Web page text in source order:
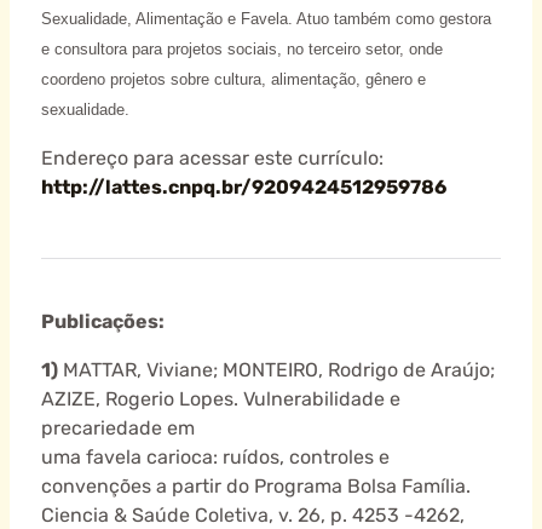
Sexualidade, Alimentação e Favela. Atuo também como gestora
e consultora para projetos sociais, no terceiro setor, onde
coordeno projetos sobre cultura, alimentação, gênero e
sexualidade.
Endereço para acessar este currículo:
http://lattes.cnpq.br/9209424512959786
Publicações:
1)MATTAR, Viviane; MONTEIRO, Rodrigo de Araújo;
AZIZE, Rogerio Lopes. Vulnerabilidade e
precariedade em
uma favela carioca: ruídos, controles e
convenções a partir do Programa Bolsa Família.
Ciencia & Saúde Coletiva, v. 26, p. 4253 -4262,